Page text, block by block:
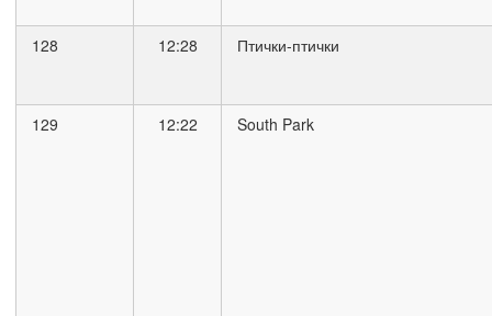
128 12:28 Птички-птички
129 12:22 South Park